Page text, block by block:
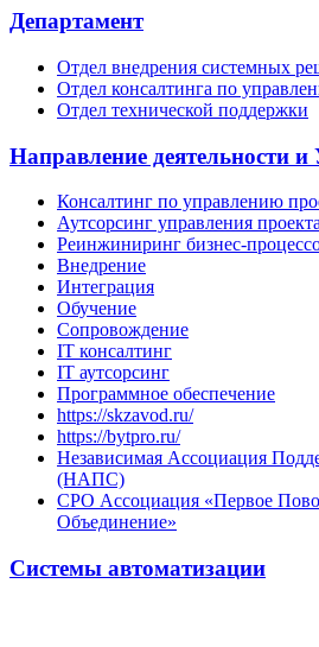
Департамент
Отдел внедрения системных
Отдел консалтинга по
Отдел технической поддержки
Направление деятельности и
Консалтинг по управлению
Аутсорсинг управления
Реинжиниринг бизнес-
Внедрение
Интеграция
Обучение
Сопровождение
IT консалтинг
IT аутсорсинг
Программное обеспечение
https://skzavod.ru/
https://bytpro.ru/
Независимая Ассоциация
(НАПС)
СРО Ассоциация «Первое
Объединение»
Системы автоматизации